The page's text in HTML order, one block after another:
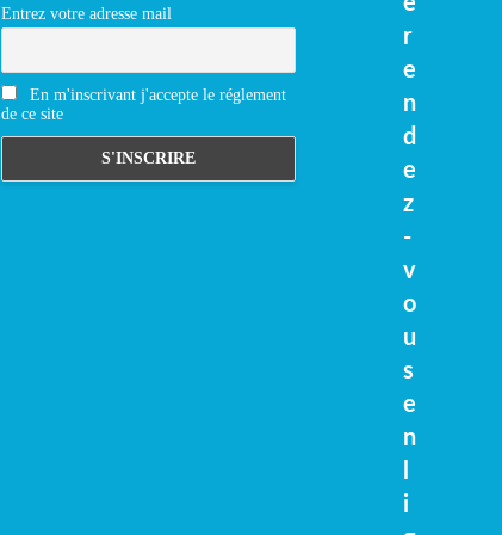
Entrez votre adresse mail
En m'inscrivant j'accepte le réglement
de ce site
r
e
n
d
e
z
-
v
o
u
s
e
n
i